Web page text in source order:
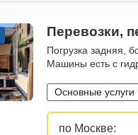
Перевозки,
Погрузка задняя,
Машины есть с
Основные услуги
по Москве: